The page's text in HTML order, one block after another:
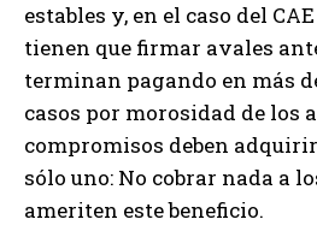
estables y, en el caso del
tienen que firmar avales
terminan pagando en más
casos por morosidad de los
compromisos deben
sólo uno: No cobrar nada a
ameriten este beneficio.